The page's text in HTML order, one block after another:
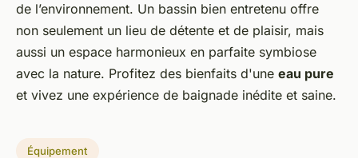
de l’environnement. Un bassin bien entretenu offre
non seulement un lieu de détente et de plaisir, mais
aussi un espace harmonieux en parfaite symbiose
avec la nature. Profitez des bienfaits d'une eau pure
et vivez une expérience de baignade inédite et saine.
Équipement